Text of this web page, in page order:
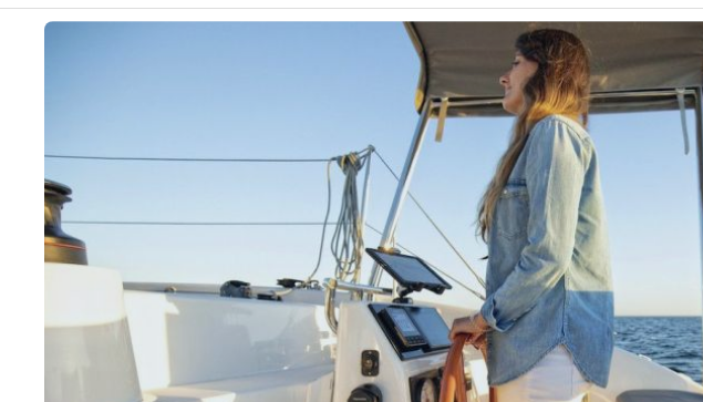
Sanitair
Kajuit en kombuis
Techniek en motor
Tuigage en dekbeslag